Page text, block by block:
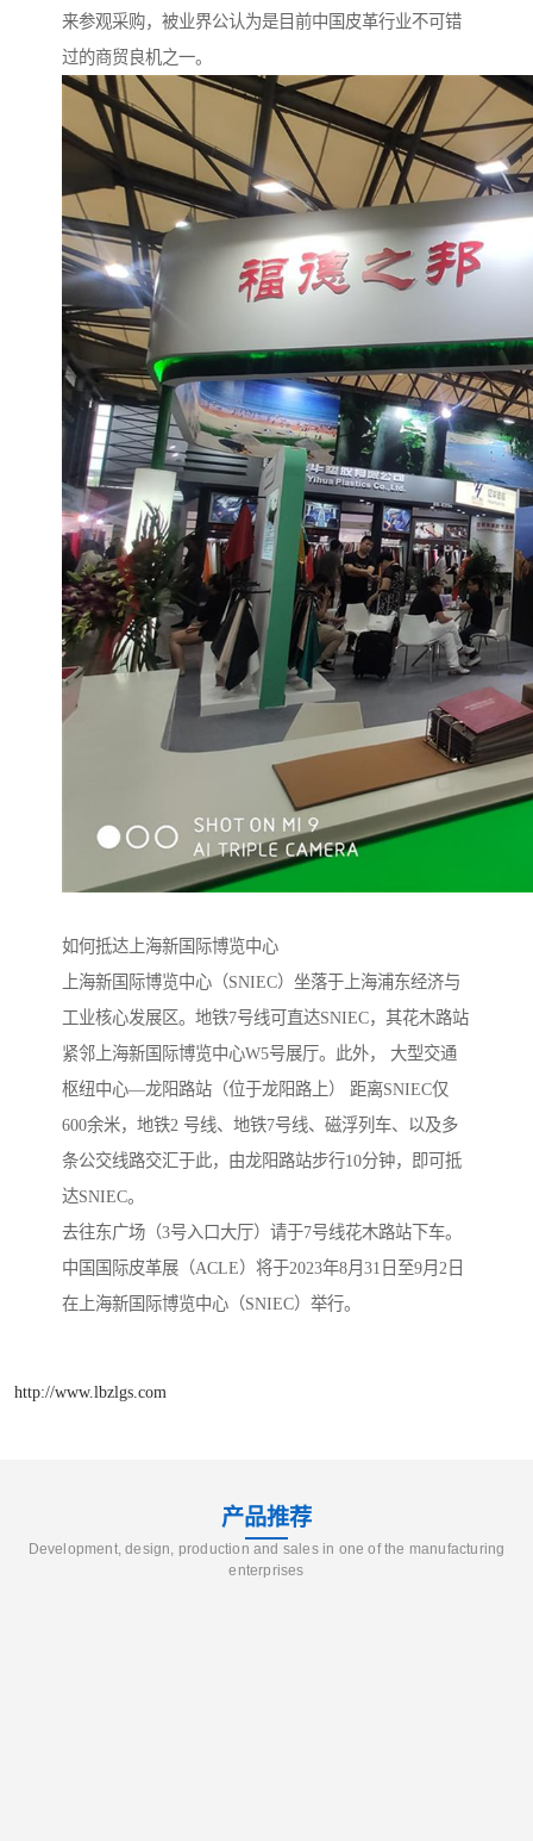
来参观采购，被业界公认为是目前中国皮革行业不可错
过的商贸良机之一。
如何抵达上海新国际博览中心
上海新国际博览中心（SNIEC）坐落于上海浦东经济与
工业核心发展区。地铁7号线可直达SNIEC，其花木路站
紧邻上海新国际博览中心W5号展厅。此外， 大型交通
枢纽中心—龙阳路站（位于龙阳路上） 距离SNIEC仅
600余米，地铁2 号线、地铁7号线、磁浮列车、以及多
条公交线路交汇于此，由龙阳路站步行10分钟，即可抵
达SNIEC。
去往东广场（3号入口大厅）请于7号线花木路站下车。
中国国际皮革展（ACLE）将于2023年8月31日至9月2日
在上海新国际博览中心（SNIEC）举行。
http://www.lbzlgs.com
产品推荐
Development, design, production and sales in one of the manufacturing
enterprises